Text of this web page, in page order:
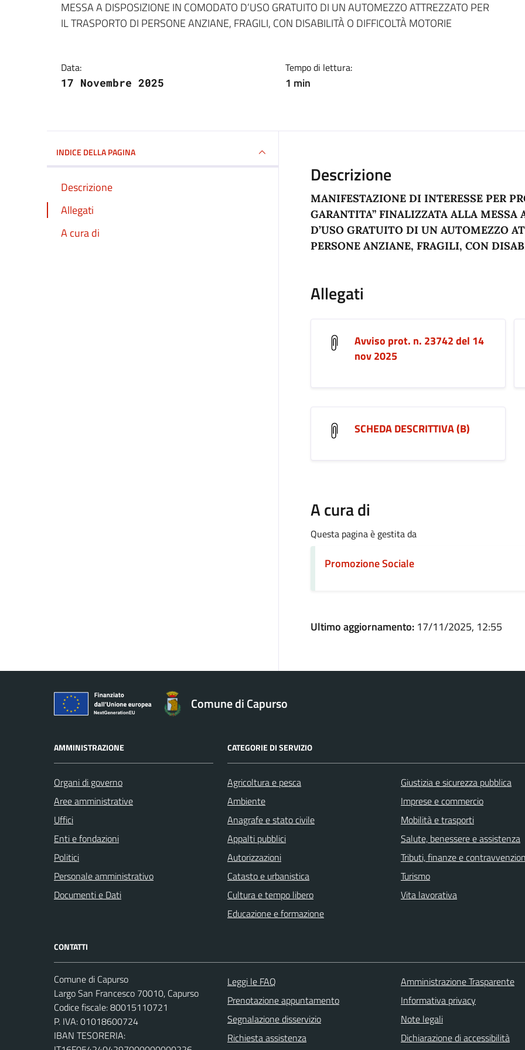
MESSA A DISPOSIZIONE IN COMODATO D’USO GRATUITO DI UN AUTOMEZZO ATTREZZATO PER
IL TRASPORTO DI PERSONE ANZIANE, FRAGILI, CON DISABILITÀ O DIFFICOLTÀ MOTORIE
Data:
17 Novembre 2025
Tempo di lettura:
1 min
INDICE DELLA PAGINA
Descrizione
Allegati
A cura di
Descrizione
MANIFESTAZIONE DI INTERESSE PER
GARANTITA” FINALIZZATA ALLA
D’USO GRATUITO DI UN AUTOMEZZO
PERSONE ANZIANE, FRAGILI, CON
Allegati
Avviso prot. n. 23742 del 14
nov 2025
SCHEDA DESCRITTIVA (B)
A cura di
Questa pagina è gestita da
Promozione Sociale
Ultimo aggiornamento: 17/11/2025, 12:55
Comune di Capurso
AMMINISTRAZIONE
Organi di governo
Aree amministrative
Uffici
Enti e fondazioni
Politici
Personale amministrativo
Documenti e Dati
CATEGORIE DI SERVIZIO
Agricoltura e pesca
Ambiente
Anagrafe e stato civile
Appalti pubblici
Autorizzazioni
Catasto e urbanistica
Cultura e tempo libero
Educazione e formazione
Giustizia e sicurezza pubblica
Imprese e commercio
Mobilità e trasporti
Salute, benessere e assistenza
Tributi, finanze e
Turismo
Vita lavorativa
CONTATTI
Comune di Capurso
Largo San Francesco 70010, Capurso
Codice fiscale: 80015110721
P. IVA: 01018600724
IBAN TESORERIA:
Leggi le FAQ
Prenotazione appuntamento
Segnalazione disservizio
Richiesta assistenza
Amministrazione Trasparente
Informativa privacy
Note legali
Dichiarazione di accessibilità